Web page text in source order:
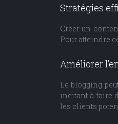
Stratégies
Créer un
Pour atteindre
Améliorer
Le blogging
incitant à faire
les clients